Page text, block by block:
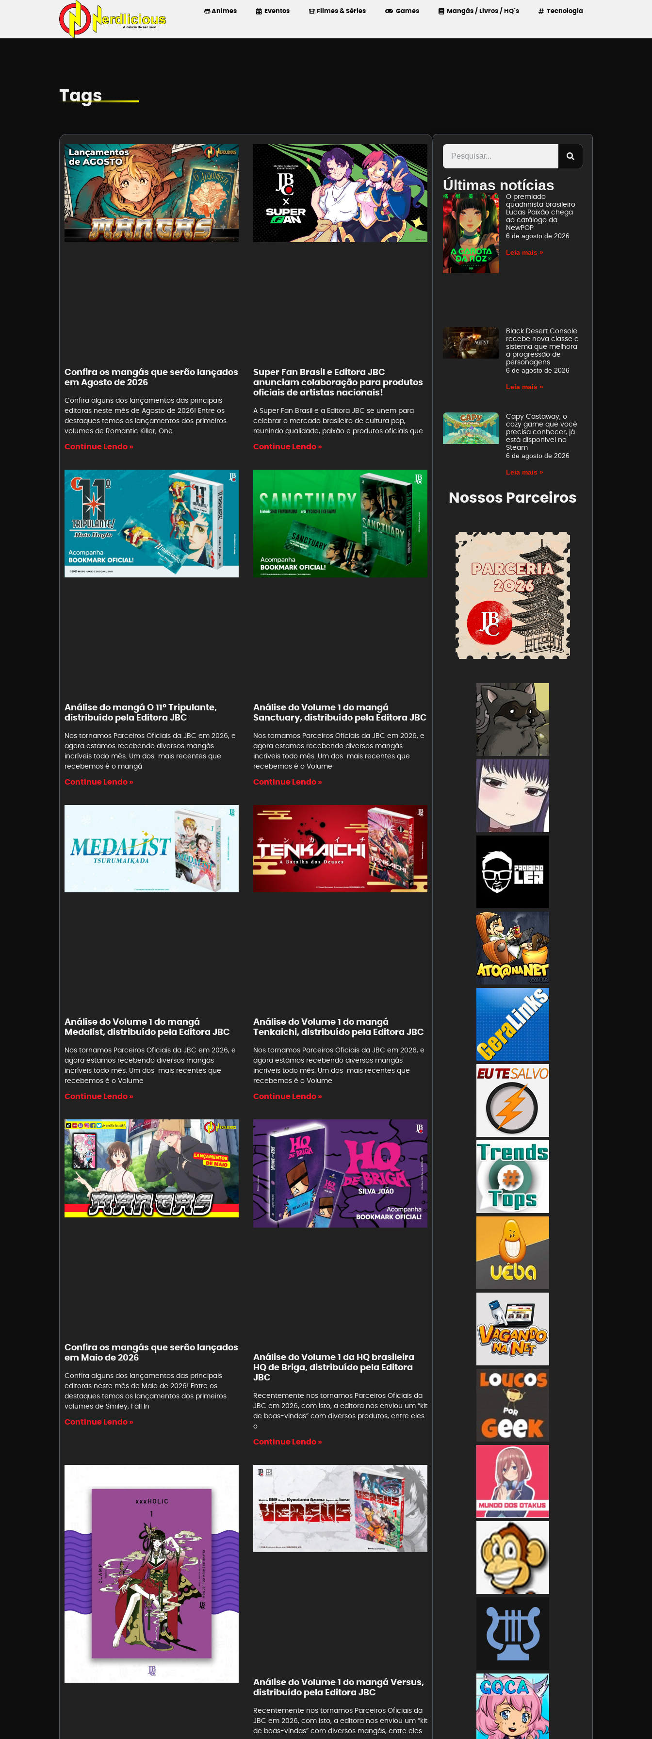
Animes Eventos Filmes & Séries Games Mangás / Livros / HQ`s Tecnologia
Tags
Confira os mangás que serão lançados
em Agosto de 2026
Confira alguns dos lançamentos das principais
editoras neste mês de Agosto de 2026! Entre os
destaques temos os lançamentos dos primeiros
volumes de Romantic Killer, One
Continue Lendo »
Super Fan Brasil e Editora JBC
anunciam colaboração para produtos
oficiais de artistas nacionais!
A Super Fan Brasil e a Editora JBC se unem para
celebrar o mercado brasileiro de cultura pop,
reunindo qualidade, paixão e produtos oficiais que
Continue Lendo »
Análise do mangá O 11º Tripulante,
distribuído pela Editora JBC
Nos tornamos Parceiros Oficiais da JBC em 2026, e
agora estamos recebendo diversos mangás
incríveis todo mês. Um dos mais recentes que
recebemos é o mangá
Continue Lendo »
Análise do Volume 1 do mangá
Sanctuary, distribuído pela Editora JBC
Nos tornamos Parceiros Oficiais da JBC em 2026, e
agora estamos recebendo diversos mangás
incríveis todo mês. Um dos mais recentes que
recebemos é o Volume
Continue Lendo »
Análise do Volume 1 do mangá
Medalist, distribuído pela Editora JBC
Nos tornamos Parceiros Oficiais da JBC em 2026, e
agora estamos recebendo diversos mangás
incríveis todo mês. Um dos mais recentes que
recebemos é o Volume
Continue Lendo »
Análise do Volume 1 do mangá
Tenkaichi, distribuído pela Editora JBC
Nos tornamos Parceiros Oficiais da JBC em 2026, e
agora estamos recebendo diversos mangás
incríveis todo mês. Um dos mais recentes que
recebemos é o Volume
Continue Lendo »
Confira os mangás que serão lançados
em Maio de 2026
Confira alguns dos lançamentos das principais
editoras neste mês de Maio de 2026! Entre os
destaques temos os lançamentos dos primeiros
volumes de Smiley, Fall In
Continue Lendo »
Análise do Volume 1 da HQ brasileira
HQ de Briga, distribuído pela Editora
JBC
Recentemente nos tornamos Parceiros Oficiais da
JBC em 2026, com isto, a editora nos enviou um “kit
de boas-vindas” com diversos produtos, entre eles
o
Continue Lendo »
Análise do Volume 1 do mangá Versus,
distribuído pela Editora JBC
Recentemente nos tornamos Parceiros Oficiais da
JBC em 2026, com isto, a editora nos enviou um “kit
de boas-vindas” com diversos mangás, entre eles
Últimas notícias
O premiado
quadrinista brasileiro
Lucas Paixão chega
ao catálogo da
NewPOP
6 de agosto de 2026
Leia mais »
Black Desert Console
recebe nova classe e
sistema que melhora
a progressão de
personagens
6 de agosto de 2026
Leia mais »
Capy Castaway, o
cozy game que você
precisa conhecer, já
está disponível no
Steam
6 de agosto de 2026
Leia mais »
Nossos Parceiros